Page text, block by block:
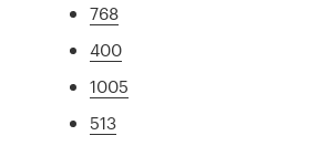
768
400
1005
513